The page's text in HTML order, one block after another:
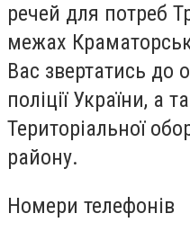
речей для потреб
межах
Вас звертатись до
поліції України, а
Територіальної
району.
Номери телефонів